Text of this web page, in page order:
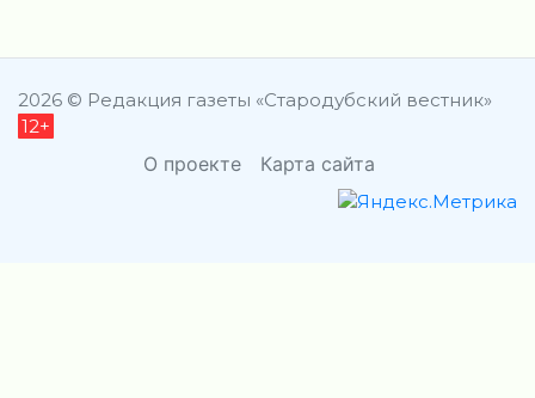
2026 © Редакция газеты «Стародубский вестник»
12+
О проекте Карта сайта